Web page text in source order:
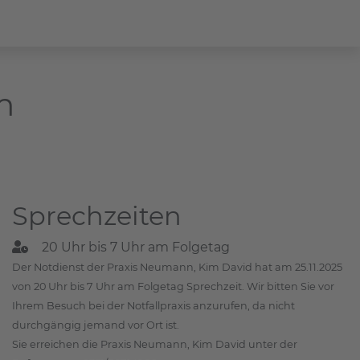
Sprechzeiten
20 Uhr bis 7 Uhr am Folgetag
Der Notdienst der Praxis Neumann, Kim David hat am 25.11.2025
von 20 Uhr bis 7 Uhr am Folgetag Sprechzeit. Wir bitten Sie vor
Ihrem Besuch bei der Notfallpraxis anzurufen, da nicht
durchgängig jemand vor Ort ist.
Sie erreichen die Praxis Neumann, Kim David unter der